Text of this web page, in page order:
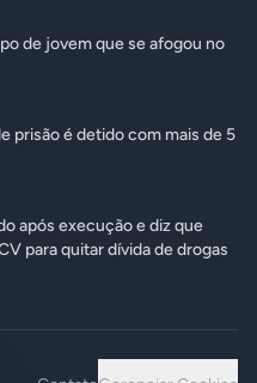
de jovem que se afogou no
prisão é detido com mais de 5
após execução e diz que
para quitar dívida de drogas